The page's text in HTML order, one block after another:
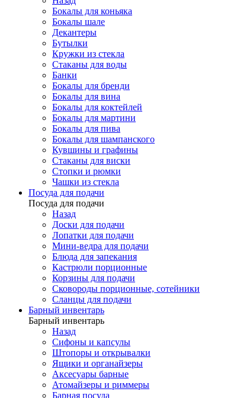
Бокалы для коньяка
Бокалы шале
Декантеры
Бутылки
Кружки из стекла
Стаканы для воды
Банки
Бокалы для бренди
Бокалы для вина
Бокалы для коктейлей
Бокалы для мартини
Бокалы для пива
Бокалы для шампанского
Кувшины и графины
Стаканы для виски
Стопки и рюмки
Чашки из стекла
Посуда для подачи
Посуда для подачи
Назад
Доски для подачи
Лопатки для подачи
Мини-ведра для подачи
Блюда для запекания
Кастрюли порционные
Корзины для подачи
Сковороды порционные, сотейники
Сланцы для подачи
Барный инвентарь
Барный инвентарь
Назад
Сифоны и капсулы
Штопоры и открывалки
Ящики и органайзеры
Аксесуары барные
Атомайзеры и риммеры
Барная посуда